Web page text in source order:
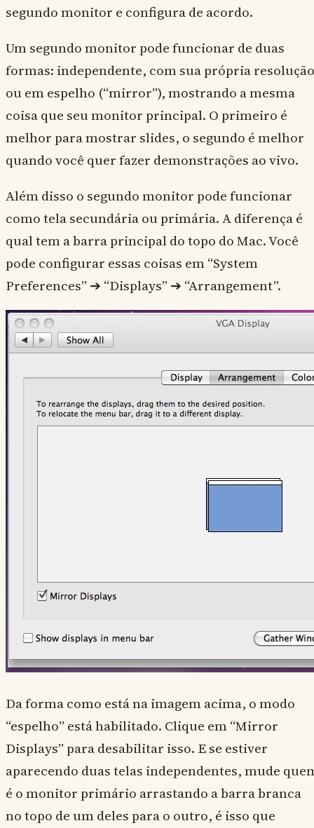
segundo monitor e configura de acordo.
Um segundo monitor pode funcionar de duas
formas: independente, com sua própria
ou em espelho (“mirror”), mostrando a mesma
coisa que seu monitor principal. O primeiro é
melhor para mostrar slides, o segundo é melhor
quando você quer fazer demonstrações ao vivo.
Além disso o segundo monitor pode funcionar
como tela secundária ou primária. A diferença é
qual tem a barra principal do topo do Mac. Você
pode configurar essas coisas em “System
Preferences” ➔ “Displays” ➔ “Arrangement”.
Da forma como está na imagem acima, o modo
“espelho” está habilitado. Clique em “Mirror
Displays” para desabilitar isso. E se estiver
aparecendo duas telas independentes, mude
é o monitor primário arrastando a barra branca
no topo de um deles para o outro, é isso que